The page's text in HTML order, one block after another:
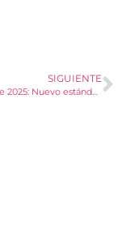
SIGUIENTE
Circular 120 de 2025: Nuevo estándar legal para el despido de trabajadores con afectaciones de salud